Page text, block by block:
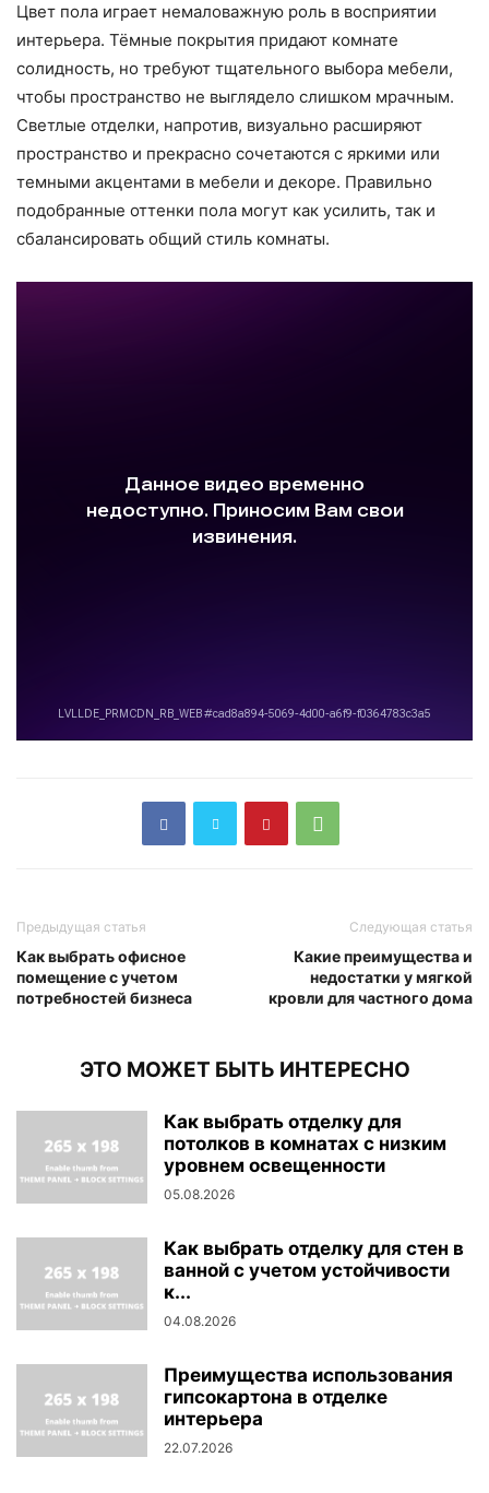
Цвет пола играет немаловажную роль в восприятии
интерьера. Тёмные покрытия придают комнате
солидность, но требуют тщательного выбора мебели,
чтобы пространство не выглядело слишком мрачным.
Светлые отделки, напротив, визуально расширяют
пространство и прекрасно сочетаются с яркими или
темными акцентами в мебели и декоре. Правильно
подобранные оттенки пола могут как усилить, так и
сбалансировать общий стиль комнаты.
Предыдущая статья
Как выбрать офисное
помещение с учетом
потребностей бизнеса
Следующая статья
Какие преимущества и
недостатки у мягкой
кровли для частного дома
ЭТО МОЖЕТ БЫТЬ ИНТЕРЕСНО
Как выбрать отделку для
потолков в комнатах с низким
уровнем освещенности
05.08.2026
Как выбрать отделку для стен в
ванной с учетом устойчивости
к...
04.08.2026
Преимущества использования
гипсокартона в отделке
интерьера
22.07.2026